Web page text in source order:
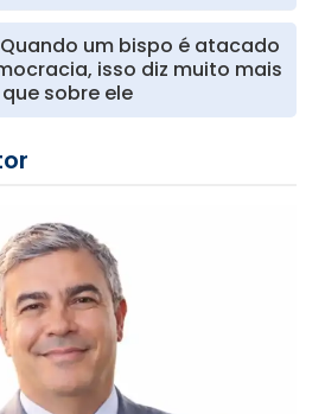
um bispo é atacado
isso diz muito mais
sobre ele